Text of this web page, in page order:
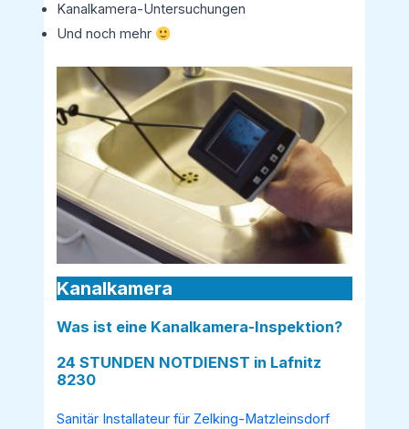
Kanalkamera-Untersuchungen
Und noch mehr
Kanalkamera
Was ist eine Kanalkamera-Inspektion?
24 STUNDEN NOTDIENST in Lafnitz
8230
Sanitär Installateur für Zelking-Matzleinsdorf